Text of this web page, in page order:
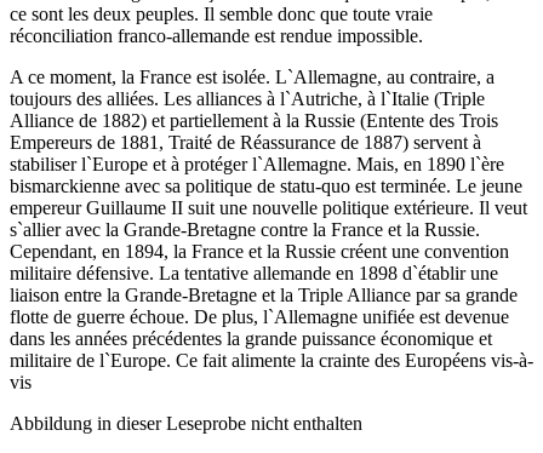
ce sont les deux peuples. Il semble donc que toute vraie
réconciliation franco-allemande est rendue impossible.
A ce moment, la France est isolée. L`Allemagne, au contraire, a
toujours des alliées. Les alliances à l`Autriche, à l`Italie (Triple
Alliance de 1882) et partiellement à la Russie (Entente des Trois
Empereurs de 1881, Traité de Réassurance de 1887) servent à
stabiliser l`Europe et à protéger l`Allemagne. Mais, en 1890 l`ère
bismarckienne avec sa politique de statu-quo est terminée. Le jeune
empereur Guillaume II suit une nouvelle politique extérieure. Il veut
s`allier avec la Grande-Bretagne contre la France et la Russie.
Cependant, en 1894, la France et la Russie créent une convention
militaire défensive. La tentative allemande en 1898 d`établir une
liaison entre la Grande-Bretagne et la Triple Alliance par sa grande
flotte de guerre échoue. De plus, l`Allemagne unifiée est devenue
dans les années précédentes la grande puissance économique et
militaire de l`Europe. Ce fait alimente la crainte des Européens vis-à-
vis
Abbildung in dieser Leseprobe nicht enthalten